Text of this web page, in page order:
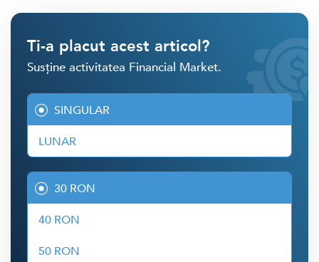
Ti-a placut acest articol?
Susține activitatea Financial Market.
SINGULAR
LUNAR
30 RON
40 RON
50 RON